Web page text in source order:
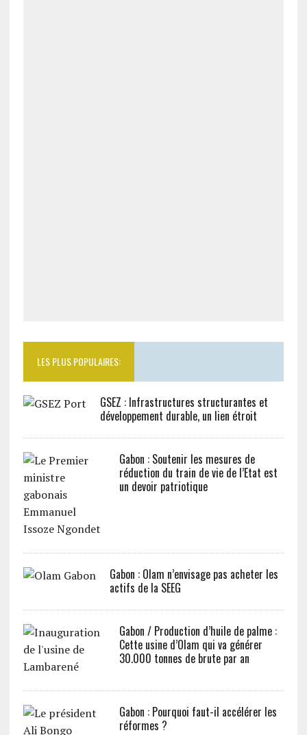
LES PLUS POPULAIRES:
GSEZ : Infrastructures structurantes et
développement durable, un lien étroit
Gabon : Soutenir les mesures de
réduction du train de vie de l’Etat est
un devoir patriotique
Gabon : Olam n’envisage pas acheter les
actifs de la SEEG
Gabon / Production d’huile de palme :
Cette usine d’Olam qui va générer
30.000 tonnes de brute par an
Gabon : Pourquoi faut-il accélérer les
réformes ?